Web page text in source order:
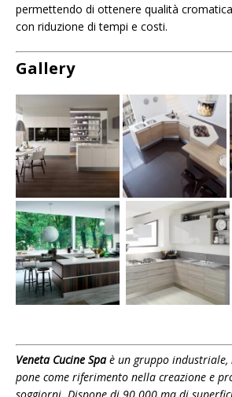
permettendo di ottenere qualità
con riduzione di tempi e costi.
Gallery
Veneta Cucine Spaè un gruppo industriale,
pone come riferimento nella creazione e